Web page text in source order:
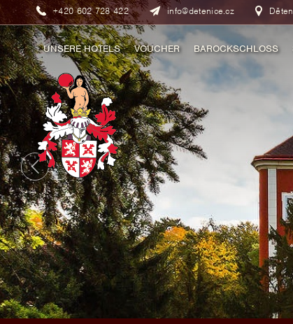
+420 602 728 422 info@detenice.cz
UNSERE HOTELS
MITTELALTERLICHES HOTEL
RUSTIKAL HOTEL
SCHLOSS SUITE
ROMANTISCHE AUFENTHALTE
SONDERANGEBOTE
VOUCHER BAROCKSCHLOSS
FÜHRUNGEN
ROMANTISCHE
TOP SONDERANGEBOTE